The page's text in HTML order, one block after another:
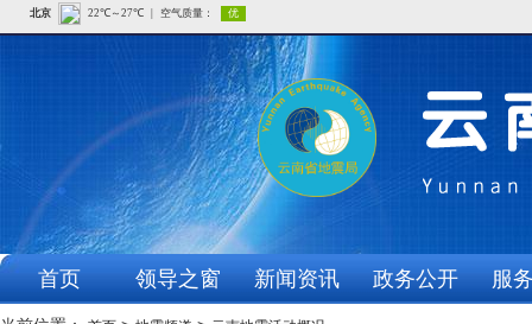
首页 领导之窗 新闻资讯 政务公开 服